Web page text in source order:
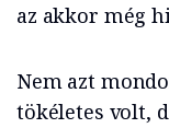
az akkor még
Nem azt
tökéletes volt,